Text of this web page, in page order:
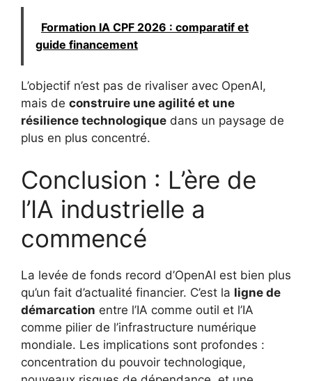
Formation IA CPF 2026 : comparatif et
guide financement
L’objectif n’est pas de rivaliser avec OpenAI,
mais de construire une agilité et une
résilience technologique dans un paysage de
plus en plus concentré.
Conclusion : L’ère de
l’IA industrielle a
commencé
La levée de fonds record d’OpenAI est bien plus
qu’un fait d’actualité financier. C’est la ligne de
démarcation entre l’IA comme outil et l’IA
comme pilier de l’infrastructure numérique
mondiale. Les implications sont profondes :
concentration du pouvoir technologique,